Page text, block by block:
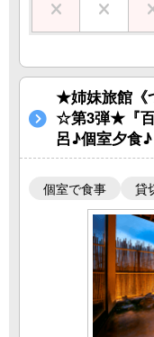
★姉妹旅館《
☆第3弾★『
呂♪個室夕食♪
個室で食事 貸